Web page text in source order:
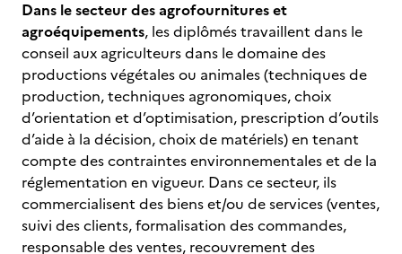
Dans le secteur des agrofournitures et
agroéquipements, les diplômés travaillent dans le
conseil aux agriculteurs dans le domaine des
productions végétales ou animales (techniques de
production, techniques agronomiques, choix
d’orientation et d’optimisation, prescription d’outils
d’aide à la décision, choix de matériels) en tenant
compte des contraintes environnementales et de la
réglementation en vigueur. Dans ce secteur, ils
commercialisent des biens et/ou de services (ventes,
suivi des clients, formalisation des commandes,
responsable des ventes, recouvrement des